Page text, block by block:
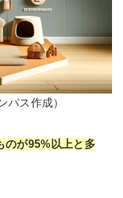
パス作成）
のが95%以上と多